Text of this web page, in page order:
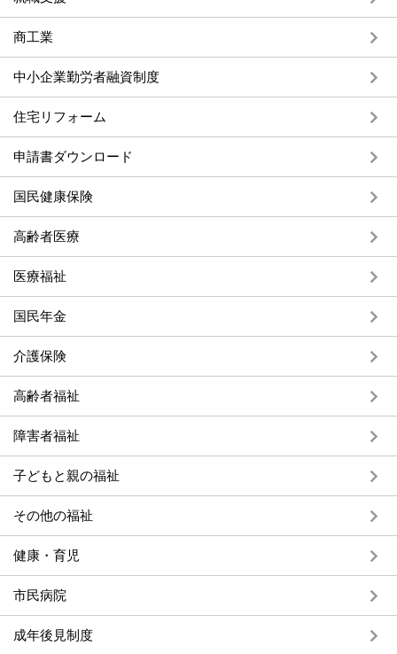
商工業
中小企業勤労者融資制度
住宅リフォーム
申請書ダウンロード
国民健康保険
高齢者医療
医療福祉
国民年金
介護保険
高齢者福祉
障害者福祉
子どもと親の福祉
その他の福祉
健康・育児
市民病院
成年後見制度